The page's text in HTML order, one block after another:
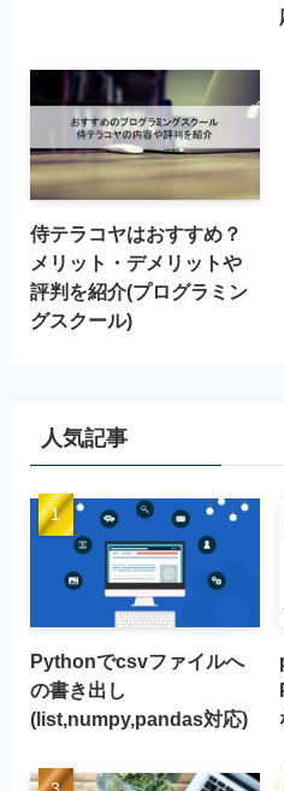
侍テラコヤはおすすめ？
メリット・デメリットや
評判を紹介(プログラミン
グスクール)
人気記事
Pythonでcsvファイルへ
の書き出し
(list,numpy,pandas対応)